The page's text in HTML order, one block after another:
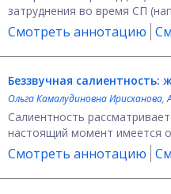
затруднения во время СП
Смотреть аннотацию
Беззвучная
Ольга Камалудиновна Ирисханова,
Салиентность
настоящий момент имеется
Смотреть аннотацию